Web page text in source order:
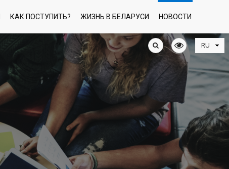
КАК ПОСТУПИТЬ? ЖИЗНЬ В БЕЛАРУСИ НОВОСТИ